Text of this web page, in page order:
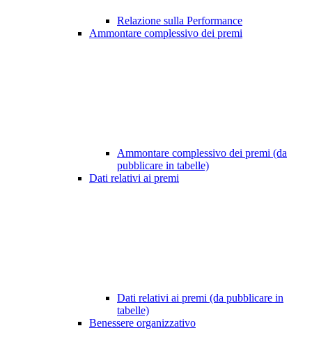
Relazione sulla Performance
Ammontare complessivo dei premi
Ammontare complessivo dei premi (da
pubblicare in tabelle)
Dati relativi ai premi
Dati relativi ai premi (da pubblicare in
tabelle)
Benessere organizzativo